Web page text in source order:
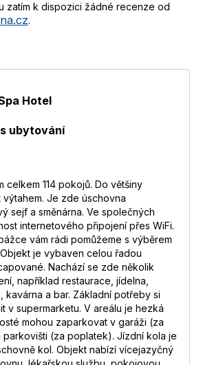
zatím k dispozici žádné recenze od
.
Hotel
ubytování
celkem 114 pokojů. Do většiny
Je zde úschovna
sejf a směnárna. Ve společných
internetového připojení přes WiFi.
vám rádi pomůžeme s výběrem
je vybaven celou řadou
Nachází se zde několik
například restaurace, jídelna,
kavárna a bar. Základní potřeby si
v supermarketu. V areálu je hezká
mohou zaparkovat v garáži (za
(za poplatek). Jízdní kola je
kol. Objekt nabízí vícejazyčný